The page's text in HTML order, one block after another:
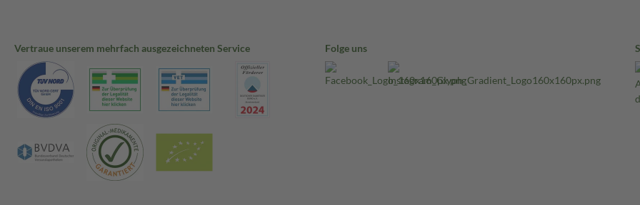
Vertraue unserem mehrfach ausgezeichneten Service Folge uns